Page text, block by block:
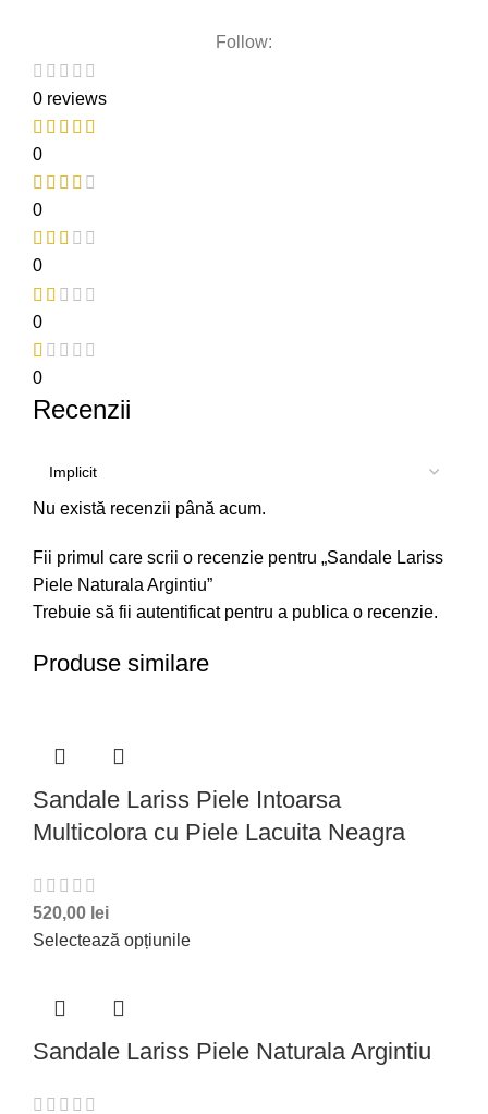
Follow:
0 reviews
0
0
0
0
0
Recenzii
Nu există recenzii până acum.
Fii primul care scrii o recenzie pentru „Sandale Lariss
Piele Naturala Argintiu”
Trebuie să fii autentificatpentru a publica o recenzie.
Produse similare
Sandale Lariss Piele Intoarsa
Multicolora cu Piele Lacuita Neagra
520,00 lei
Selectează opțiunile
Sandale Lariss Piele Naturala Argintiu